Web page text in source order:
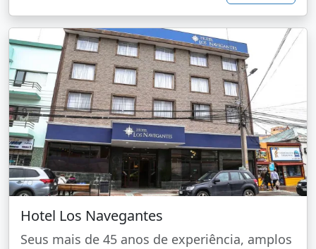
Hotel Los Navegantes
Seus mais de 45 anos de experiência, amplos